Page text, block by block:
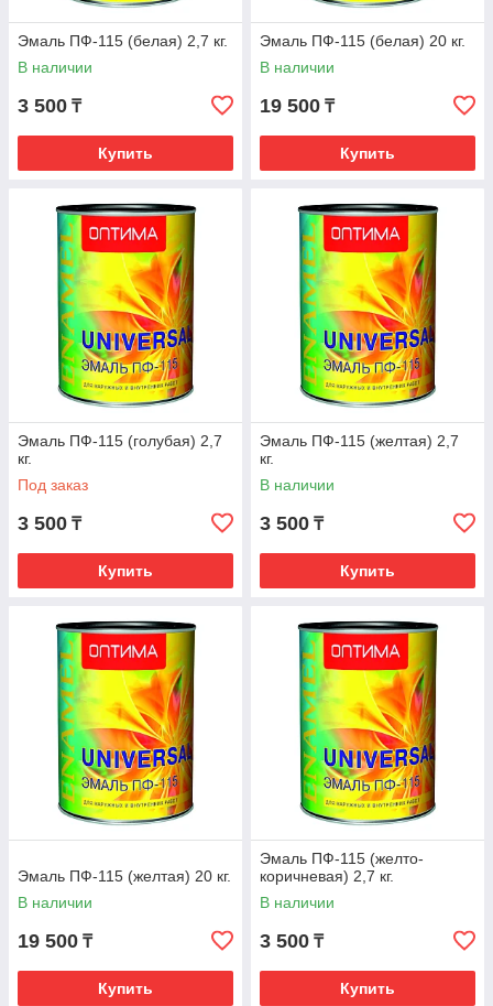
Эмаль ПФ-115 (белая) 2,7 кг.
В наличии
3 500 ₸
Купить
Эмаль ПФ-115 (белая) 20 кг.
В наличии
19 500 ₸
Купить
Эмаль ПФ-115 (голубая) 2,7
кг.
Под заказ
3 500 ₸
Купить
Эмаль ПФ-115 (желтая) 2,7
кг.
В наличии
3 500 ₸
Купить
Эмаль ПФ-115 (желтая) 20 кг.
В наличии
19 500 ₸
Купить
Эмаль ПФ-115 (желто-
коричневая) 2,7 кг.
В наличии
3 500 ₸
Купить